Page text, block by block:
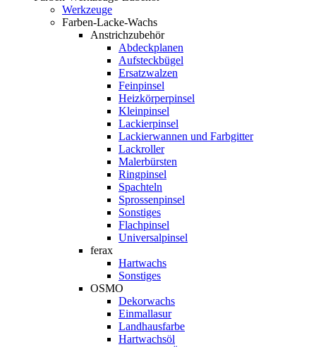
Werkzeuge
Farben-Lacke-Wachs
Anstrichzubehör
Abdeckplanen
Aufsteckbügel
Ersatzwalzen
Feinpinsel
Heizkörperpinsel
Kleinpinsel
Lackierpinsel
Lackierwannen und Farbgitter
Lackroller
Malerbürsten
Ringpinsel
Spachteln
Sprossenpinsel
Sonstiges
Flachpinsel
Universalpinsel
ferax
Hartwachs
Sonstiges
OSMO
Dekorwachs
Einmallasur
Landhausfarbe
Hartwachsöl